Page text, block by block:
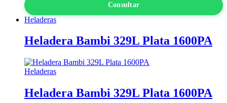
Consultar
Heladeras
Heladera Bambi 329L Plata 1600PA
Heladeras
Heladera Bambi 329L Plata 1600PA